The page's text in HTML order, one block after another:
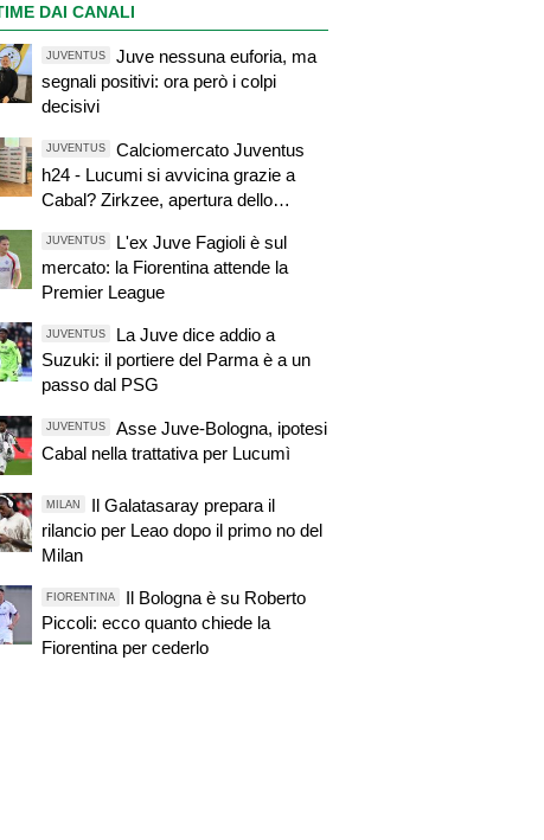
DAI CANALI
JUVENTUS
Juve nessuna euforia, ma
segnali positivi: ora però i colpi
decisivi
JUVENTUS
Calciomercato Juventus
h24 - Lucumi si avvicina grazie a
Cabal? Zirkzee, apertura dello
ma sfuma Suzuki
JUVENTUS
L'ex Juve Fagioli è sul
mercato: la Fiorentina attende la
Premier League
JUVENTUS
La Juve dice addio a
Suzuki: il portiere del Parma è a un
passo dal PSG
JUVENTUS
Asse Juve-Bologna, ipotesi
Cabal nella trattativa per Lucumì
MILAN
Il Galatasaray prepara il
rilancio per Leao dopo il primo no del
Milan
FIORENTINA
Il Bologna è su Roberto
Piccoli: ecco quanto chiede la
Fiorentina per cederlo